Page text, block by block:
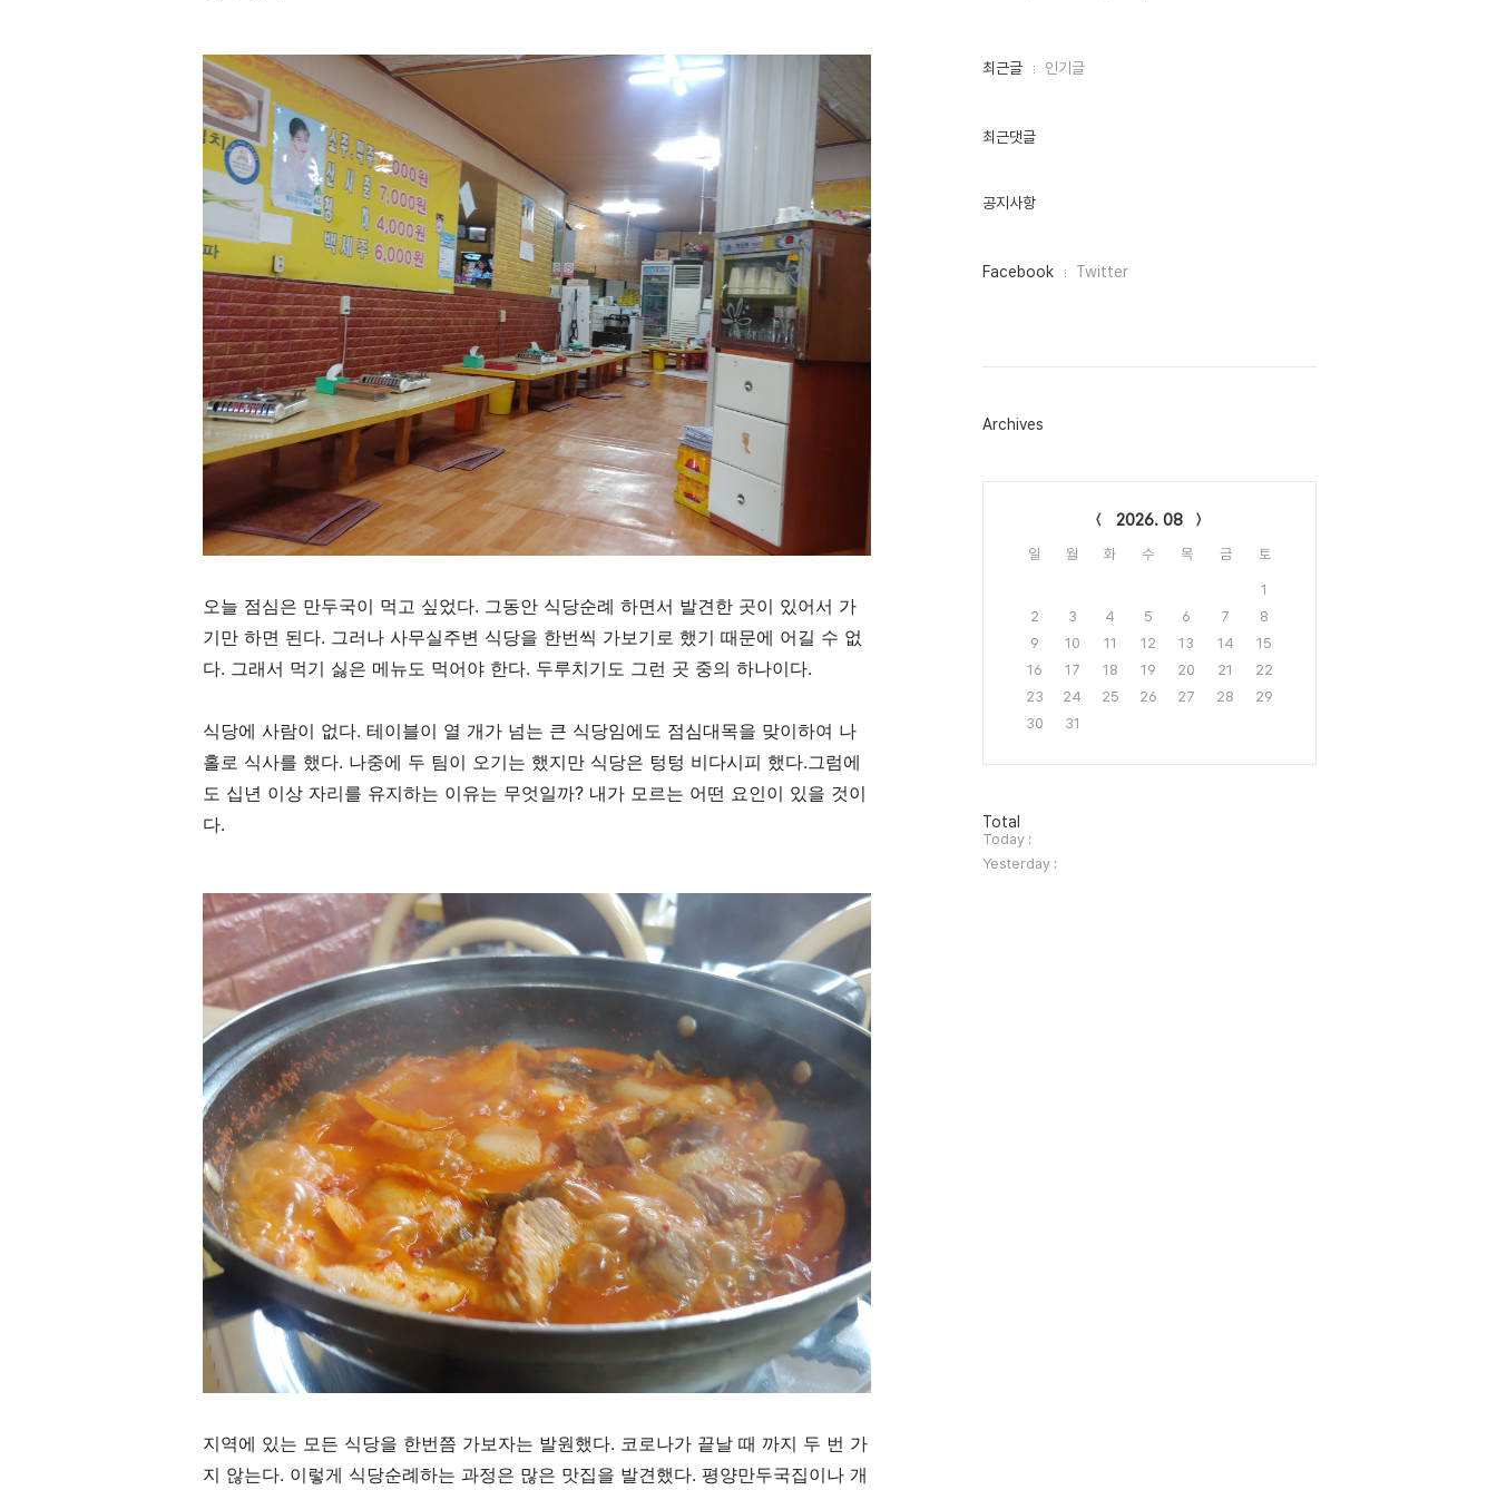
오늘 점심은 만두국이 먹고 싶었다. 그동안 식당순례 하면서 발견한 곳이 있어서 가
기만 하면 된다. 그러나 사무실주변 식당을 한번씩 가보기로 했기 때문에 어길 수 없
다. 그래서 먹기 싫은 메뉴도 먹어야 한다. 두루치기도 그런 곳 중의 하나이다.
식당에 사람이 없다. 테이블이 열 개가 넘는 큰 식당임에도 점심대목을 맞이하여 나
홀로 식사를 했다. 나중에 두 팀이 오기는 했지만 식당은 텅텅 비다시피 했다.그럼에
도 십년 이상 자리를 유지하는 이유는 무엇일까? 내가 모르는 어떤 요인이 있을 것이
다.
지역에 있는 모든 식당을 한번쯤 가보자는 발원했다. 코로나가 끝날 때 까지 두 번 가
지 않는다. 이렇게 식당순례하는 과정은 많은 맛집을 발견했다. 평양만두국집이나 개
최
인
최근글 인기글
최근댓글
공지사항
페
그
Facebook Twitter
Archives
2026. 08
일 월 화 수 목 금 토
1
2
3 4 5 6 7
8
9
10 11 12 13 14
15
16
17 18 19 20 21
22
23
24 25 26 27 28
29
30
31
방
문
자
수
Total
Today :
Yesterday :